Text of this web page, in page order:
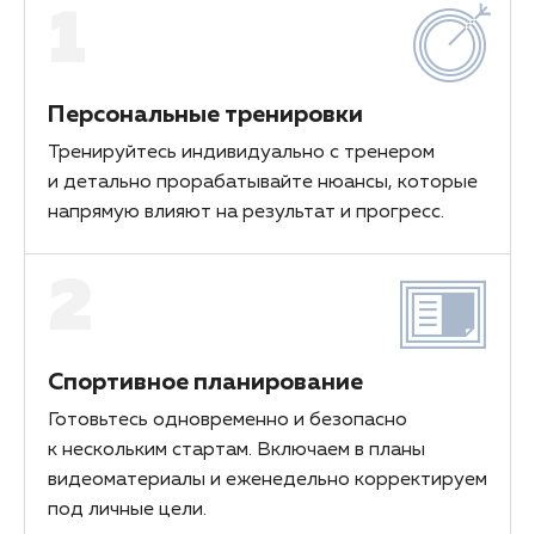
Персональные тренировки
Тренируйтесь индивидуально с тренером
и детально прорабатывайте нюансы, которые
напрямую влияют на результат и прогресс.
Спортивное планирование
Готовьтесь одновременно и безопасно
к нескольким стартам. Включаем в планы
видеоматериалы и еженедельно корректируем
под личные цели.